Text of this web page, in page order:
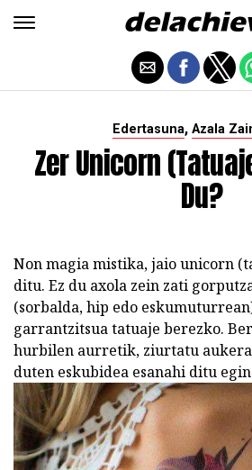
Edertasuna, Azala
Zer Unicorn
Du?
Non magia mistika, jaio unicorn
ditu. Ez du axola zein zati
(sorbalda, hip edo
garrantzitsua tatuaje berezko.
hurbilen aurretik, ziurtatu
duten eskubidea esanahi ditu